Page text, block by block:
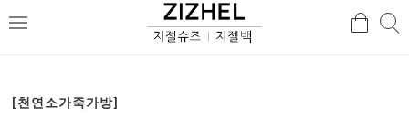
메
검
[천연소가죽가방]